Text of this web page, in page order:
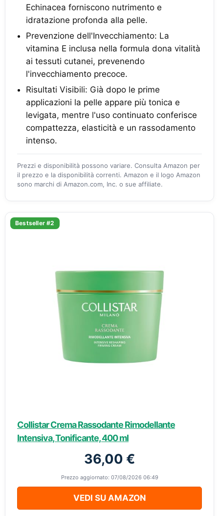
Echinacea forniscono nutrimento e
idratazione profonda alla pelle.
Prevenzione dell'Invecchiamento: La
vitamina E inclusa nella formula dona vitalità
ai tessuti cutanei, prevenendo
l'invecchiamento precoce.
Risultati Visibili: Già dopo le prime
applicazioni la pelle appare più tonica e
levigata, mentre l'uso continuato conferisce
compattezza, elasticità e un rassodamento
intenso.
Prezzi e disponibilità possono variare. Consulta Amazon per
il prezzo e la disponibilità correnti. Amazon e il logo Amazon
sono marchi di Amazon.com, Inc. o sue affiliate.
Bestseller #2
Collistar Crema Rassodante Rimodellante
Intensiva, Tonificante, 400 ml
36,00 €
Prezzo aggiornato: 07/08/2026 06:49
VEDI SU AMAZON